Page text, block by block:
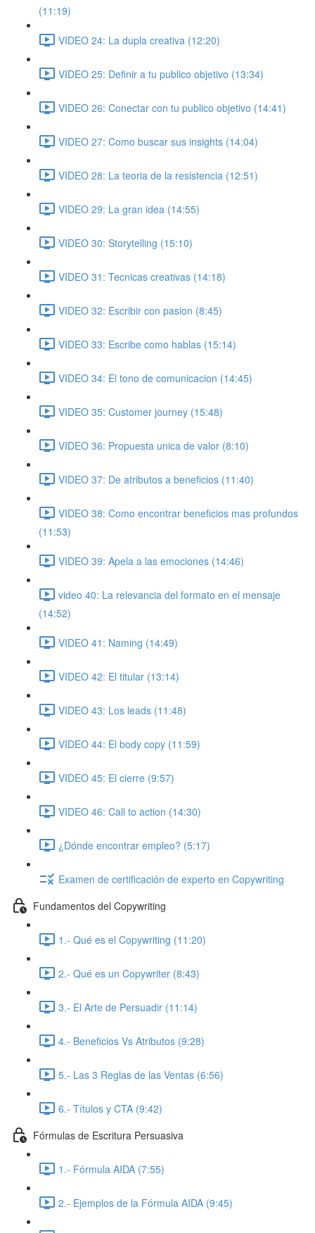
(11:19)
VIDEO 24: La dupla creativa (12:20)
VIDEO 25: Definir a tu publico objetivo (13:34)
VIDEO 26: Conectar con tu publico objetivo (14:41)
VIDEO 27: Como buscar sus insights (14:04)
VIDEO 28: La teoria de la resistencia (12:51)
VIDEO 29: La gran idea (14:55)
VIDEO 30: Storytelling (15:10)
VIDEO 31: Tecnicas creativas (14:18)
VIDEO 32: Escribir con pasion (8:45)
VIDEO 33: Escribe como hablas (15:14)
VIDEO 34: El tono de comunicacion (14:45)
VIDEO 35: Customer journey (15:48)
VIDEO 36: Propuesta unica de valor (8:10)
VIDEO 37: De atributos a beneficios (11:40)
VIDEO 38: Como encontrar beneficios mas profundos
(11:53)
VIDEO 39: Apela a las emociones (14:46)
video 40: La relevancia del formato en el mensaje
(14:52)
VIDEO 41: Naming (14:49)
VIDEO 42: El titular (13:14)
VIDEO 43: Los leads (11:48)
VIDEO 44: El body copy (11:59)
VIDEO 45: El cierre (9:57)
VIDEO 46: Call to action (14:30)
¿Dónde encontrar empleo? (5:17)
Examen de certificación de experto en Copywriting
Fundamentos del Copywriting
1.- Qué es el Copywriting (11:20)
2.- Qué es un Copywriter (8:43)
3.- El Arte de Persuadir (11:14)
4.- Beneficios Vs Atributos (9:28)
5.- Las 3 Reglas de las Ventas (6:56)
6.- Títulos y CTA (9:42)
Fórmulas de Escritura Persuasiva
1.- Fórmula AIDA (7:55)
2.- Ejemplos de la Fórmula AIDA (9:45)